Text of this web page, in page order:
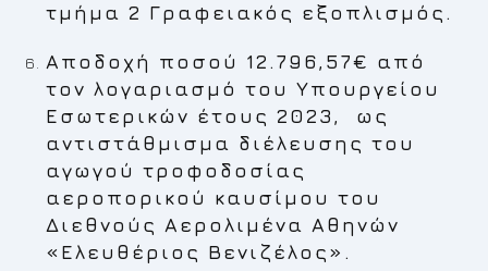
τμήμα 2 Γραφειακός εξοπλισμός.
Αποδοχή ποσού 12.796,57€ από
τον λογαριασμό του Υπουργείου
Εσωτερικών έτους 2023, ως
αντιστάθμισμα διέλευσης του
αγωγού τροφοδοσίας
αεροπορικού καυσίμου του
Διεθνούς Αερολιμένα Αθηνών
«Ελευθέριος Βενιζέλος».